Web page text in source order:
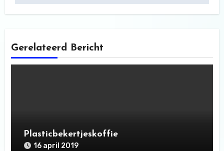
Gerelateerd Bericht
Plasticbekertjeskoffie
16 april 2019